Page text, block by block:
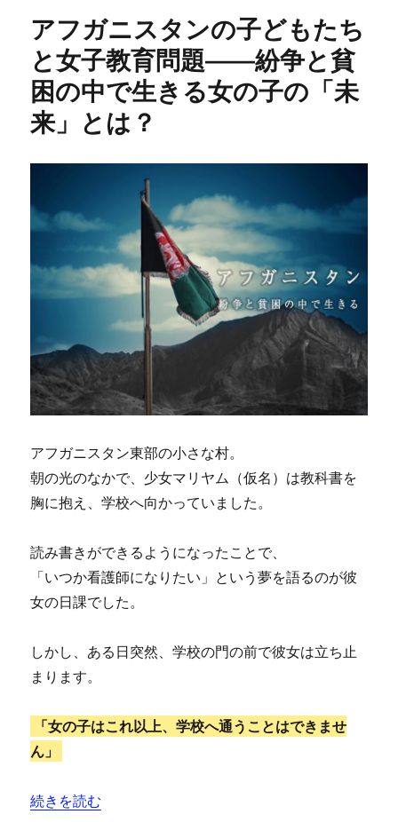
アフガニスタンの子どもたち
と女子教育問題——紛争と貧
困の中で生きる女の子の「未
来」とは？
アフガニスタン東部の小さな村。
朝の光のなかで、少女マリヤム（仮名）は教科書を
胸に抱え、学校へ向かっていました。
読み書きができるようになったことで、
「いつか看護師になりたい」という夢を語るのが彼
女の日課でした。
しかし、ある日突然、学校の門の前で彼女は立ち止
まります。
「女の子はこれ以上、学校へ通うことはできませ
ん」
“アフガニスタンの子どもたちと女子教育問題——紛争
続きを読む